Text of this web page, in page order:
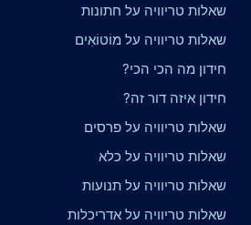
שאלות טריוויה על חתונות
שאלות טריוויה על מוֹטוֹאִים
חידון מה הכי הכי?
חידון איזה דור זה?
שאלות טריוויה על פרסים
שאלות טריוויה על כלא
שאלות טריוויה על תנועות
שאלות טריוויה על אדריכלות